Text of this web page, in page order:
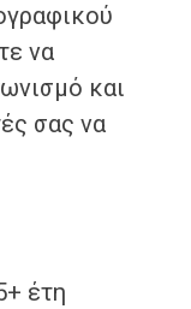
να
και
σας να
έτη